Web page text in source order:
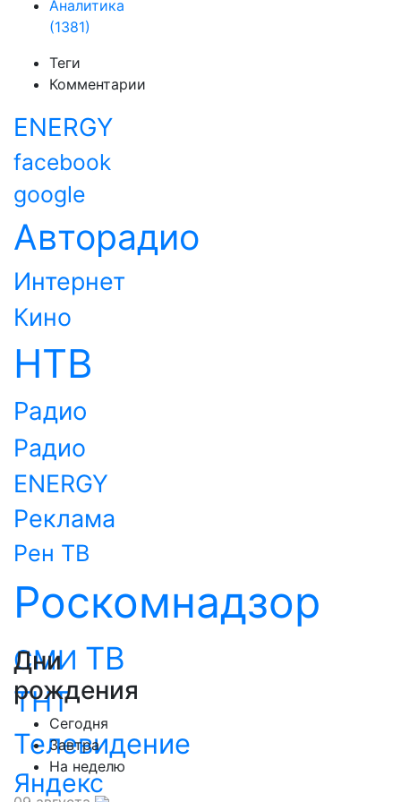
Аналитика
(1381)
Теги
Комментарии
ENERGY
facebook
google
Авторадио
Интернет
Кино
НТВ
Радио
Радио
ENERGY
Реклама
Рен ТВ
Роскомнадзор
СМИ ТВ
ТНТ
Телевидение
Яндекс
Дни
рождения
Сегодня
Завтра
На неделю